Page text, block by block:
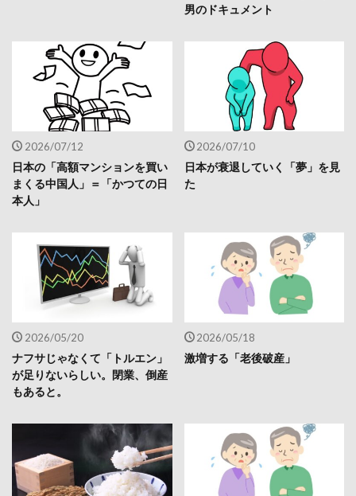
男のドキュメント
2026/07/12
日本の「高額マンションを買い
まくる中国人」＝「かつての日
本人」
2026/07/10
日本が衰退していく「夢」を見
た
2026/05/20
ナフサじゃなくて「トルエン」
が足りないらしい。閉業、倒産
もあると。
2026/05/18
激増する「老後破産」